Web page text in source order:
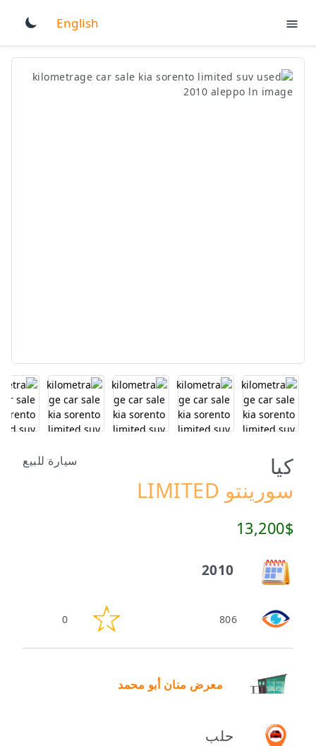
English
كيا سيارة للبيع
سورينتو LIMITED
13,200$
2010
806
0
معرض منان أبو محمد
حلب